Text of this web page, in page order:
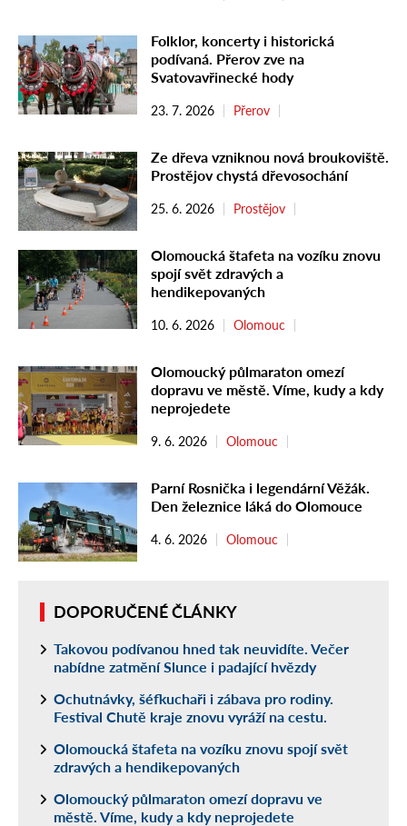
Folklor, koncerty i historická
podívaná. Přerov zve na
Svatovavřinecké hody
23. 7. 2026 Přerov
Ze dřeva vzniknou nová broukoviště.
Prostějov chystá dřevosochání
25. 6. 2026 Prostějov
Olomoucká štafeta na vozíku znovu
spojí svět zdravých a
hendikepovaných
10. 6. 2026 Olomouc
Olomoucký půlmaraton omezí
dopravu ve městě. Víme, kudy a kdy
neprojedete
9. 6. 2026 Olomouc
Parní Rosnička i legendární Věžák.
Den železnice láká do Olomouce
4. 6. 2026 Olomouc
DOPORUČENÉ ČLÁNKY
Takovou podívanou hned tak neuvidíte. Večer
nabídne zatmění Slunce i padající hvězdy
Ochutnávky, šéfkuchaři i zábava pro rodiny.
Festival Chutě kraje znovu vyráží na cestu.
Olomoucká štafeta na vozíku znovu spojí svět
zdravých a hendikepovaných
Olomoucký půlmaraton omezí dopravu ve
městě. Víme, kudy a kdy neprojedete